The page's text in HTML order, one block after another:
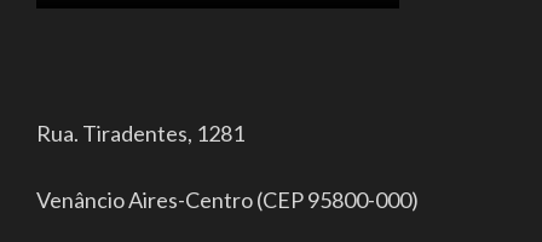
Rua. Tiradentes, 1281
Venâncio Aires-Centro (CEP 95800-000)